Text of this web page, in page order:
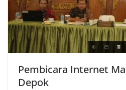
Pembicara Internet
Depok